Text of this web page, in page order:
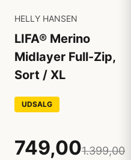
HELLY HANSEN
LIFA® Merino
Midlayer Full-Zip,
Sort / XL
UDSALG
749,001.399,00